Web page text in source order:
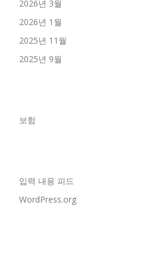
2026년 3월
2026년 1월
2025년 11월
2025년 9월
보험
입력 내용 피드
WordPress.org